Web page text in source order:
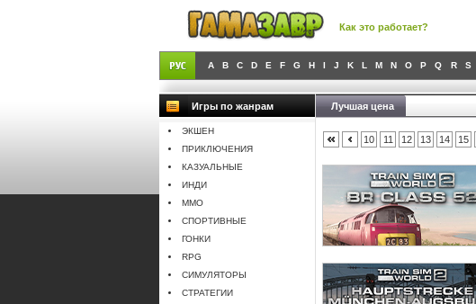
Как это работает?
A B C D E F G H I J K L M N O P Q R S
Игры по жанрам
ЭКШЕН
ПРИКЛЮЧЕНИЯ
КАЗУАЛЬНЫЕ
ИНДИ
MMO
СПОРТИВНЫЕ
ГОНКИ
RPG
СИМУЛЯТОРЫ
СТРАТЕГИИ
Лучшая цена
10 11 12 13 14 15